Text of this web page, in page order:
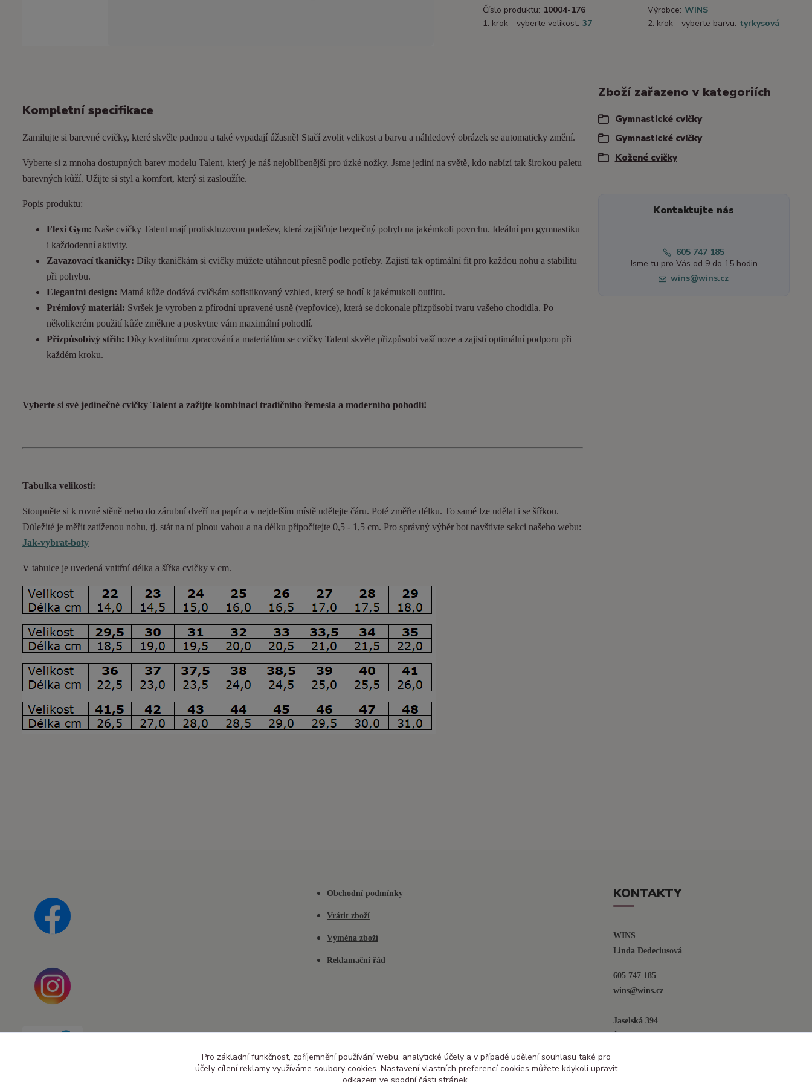
Číslo produktu: 10004-176 Výrobce: WINS
1. krok - vyberte velikost: 37 2. krok - vyberte barvu: tyrkysová
Kompletní specifikace
Zamilujte si barevné cvičky, které skvěle padnou a také vypadají úžasně! Stačí zvolit velikost a barvu a náhledový obrázek se automaticky změní.
Vyberte si z mnoha dostupných barev modelu Talent, který je náš nejoblíbenější pro úzké nožky. Jsme jediní na světě, kdo nabízí tak širokou paletu
barevných kůží. Užijte si styl a komfort, který si zasloužíte.
Popis produktu:
Flexi Gym: Naše cvičky Talent mají protiskluzovou podešev, která zajišťuje bezpečný pohyb na jakémkoli povrchu. Ideální pro gymnastiku
i každodenní aktivity.
Zavazovací tkaničky: Díky tkaničkám si cvičky můžete utáhnout přesně podle potřeby. Zajistí tak optimální fit pro každou nohu a stabilitu
při pohybu.
Elegantní design: Matná kůže dodává cvičkám sofistikovaný vzhled, který se hodí k jakémukoli outfitu.
Prémiový materiál: Svršek je vyroben z přírodní upravené usně (vepřovice), která se dokonale přizpůsobí tvaru vašeho chodidla. Po
několikerém použití kůže změkne a poskytne vám maximální pohodlí.
Přizpůsobivý střih: Díky kvalitnímu zpracování a materiálům se cvičky Talent skvěle přizpůsobí vaší noze a zajistí optimální podporu při
každém kroku.
Vyberte si své jedinečné cvičky Talent a zažijte kombinaci tradičního řemesla a moderního pohodlí!
Tabulka velikostí:
Stoupněte si k rovné stěně nebo do zárubní dveří na papír a v nejdelším místě udělejte čáru. Poté změřte délku. To samé lze udělat i se šířkou.
Důležité je měřit zatíženou nohu, tj. stát na ní plnou vahou a na délku připočítejte 0,5 - 1,5 cm. Pro správný výběr bot navštivte sekci našeho webu:
Jak-vybrat-boty
V tabulce je uvedená vnitřní délka a šířka cvičky v cm.
Zboží zařazeno v kategoriích
Gymnastické cvičky
Gymnastické cvičky
Kožené cvičky
Kontaktujte nás
605 747 185
Jsme tu pro Vás od 9 do 15 hodin
wins@wins.cz
Obchodní podmínky
Vrátit zboží
Výměna zboží
Reklamační řád
KONTAKTY
WINS
Linda Dedeciusová
605 747 185
wins@wins.cz
Jaselská 394
Šenov u N. Jičína
Pro základní funkčnost, zpříjemnění používání webu, analytické účely a v případě udělení souhlasu také pro
účely cílení reklamy využíváme soubory cookies. Nastavení vlastních preferencí cookies můžete kdykoli upravit